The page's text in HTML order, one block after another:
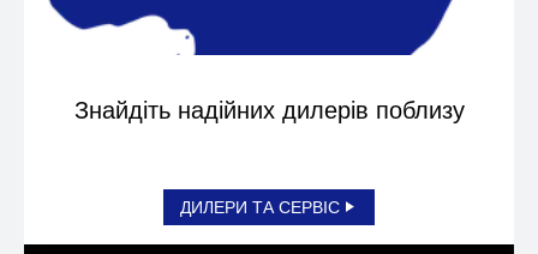
Знайдіть надійних дилерів поблизу
ДИЛЕРИ ТА СЕРВІС